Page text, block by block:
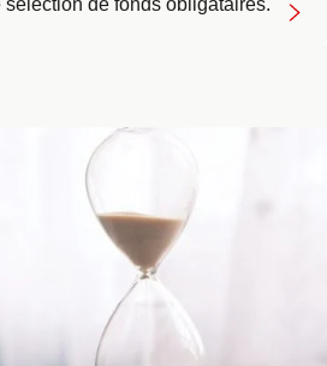
de fonds obligataires.